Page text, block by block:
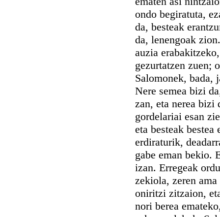
ondo begiratuta,
da, besteak
da, lenengoak
auzia
gezurtatzen zuen;
Salomonek, bada,
Nere semea bizi
zan, eta nerea bizi
gordelariai esan
eta besteak
erdiraturik,
gabe eman bekio.
izan. Erregeak
zekiola, zeren
oniritzi zitzaion,
nori berea